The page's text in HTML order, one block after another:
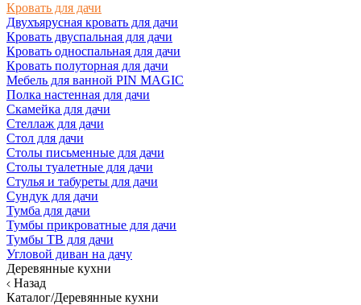
Кровать для дачи
Двухъярусная кровать для дачи
Кровать двуспальная для дачи
Кровать односпальная для дачи
Кровать полуторная для дачи
Мебель для ванной PIN MAGIC
Полка настенная для дачи
Скамейка для дачи
Стеллаж для дачи
Стол для дачи
Столы письменные для дачи
Столы туалетные для дачи
Стулья и табуреты для дачи
Сундук для дачи
Тумба для дачи
Тумбы прикроватные для дачи
Тумбы ТВ для дачи
Угловой диван на дачу
Деревянные кухни
Назад
Каталог/Деревянные кухни